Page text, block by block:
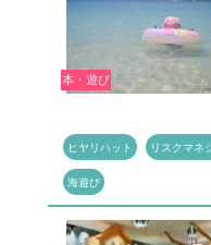
本・遊び
ヒヤリハット リスクマネ
海遊び